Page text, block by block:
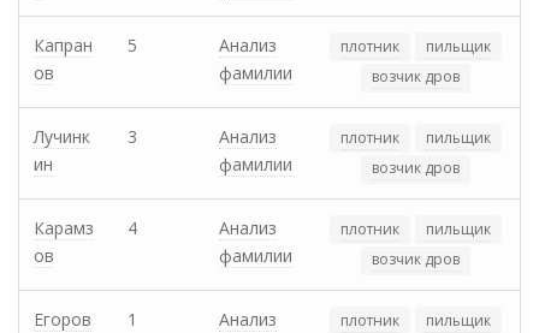
Капран
ов
5
Анализ
фамилии
плотник
пильщик
возчик дров
Лучинк
ин
3
Анализ
фамилии
плотник
пильщик
возчик дров
Карамз
ов
4
Анализ
фамилии
плотник
пильщик
возчик дров
Егоров 1
Анализ
плотник
пильщик